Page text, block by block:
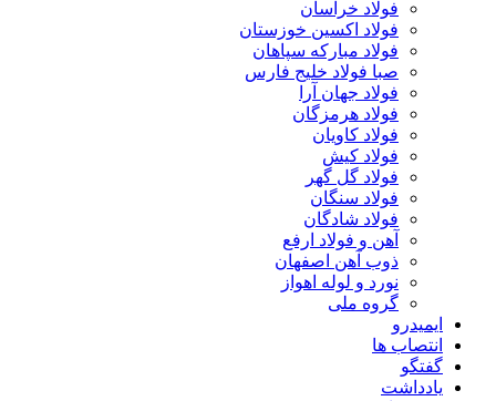
فولاد خراسان
فولاد اکسین خوزستان
فولاد مبارکه سپاهان
صبا فولاد خلیج فارس
فولاد جهان آرا
فولاد هرمزگان
فولاد کاویان
فولاد کیش
فولاد گل گهر
فولاد سنگان
فولاد شادگان
آهن و فولاد ارفع
ذوب آهن اصفهان
نورد و لوله اهواز
گروه ملی
ایمیدرو
انتصاب ها
گفتگو
یادداشت